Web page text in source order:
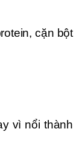
cặn bột
vì nổi thành